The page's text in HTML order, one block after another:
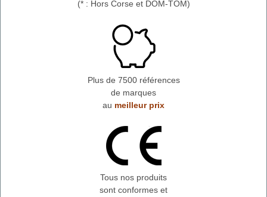
(* : Hors Corse et DOM-TOM)
Plus de 7500 références
de marques
au meilleur prix
Tous nos produits
sont conformes et